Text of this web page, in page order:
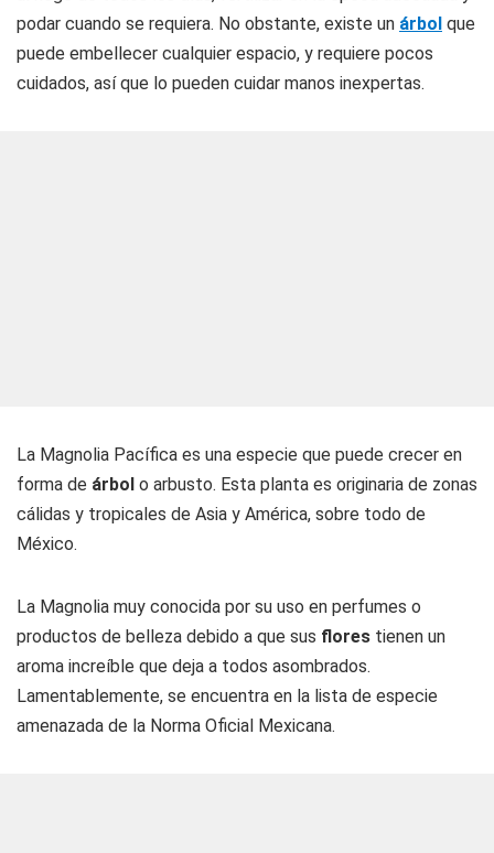
podar cuando se requiera. No obstante, existe un árbol que
puede embellecer cualquier espacio, y requiere pocos
cuidados, así que lo pueden cuidar manos inexpertas.
La Magnolia Pacífica es una especie que puede crecer en
forma de árbol o arbusto. Esta planta es originaria de zonas
cálidas y tropicales de Asia y América, sobre todo de
México.
La Magnolia muy conocida por su uso en perfumes o
productos de belleza debido a que sus flores tienen un
aroma increíble que deja a todos asombrados.
Lamentablemente, se encuentra en la lista de especie
amenazada de la Norma Oficial Mexicana.